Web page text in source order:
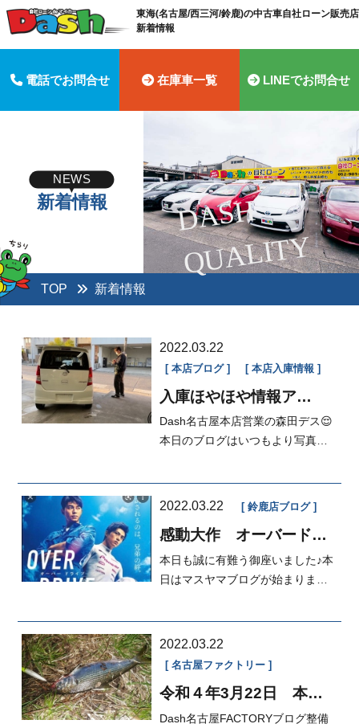
東海(名古屋/西三河/鈴鹿)の中古車自社ローン販売
新着情報
電話でお問合せ 在庫車一覧 LINEでお問合せ
D
A
S
H
Q
U
A
LI
T
Y
NEWS
新着情報
TOP 新着情報
2022.03.22
本店ブログ 本店入庫情報
入庫ほやほや情報ア
リ！！
Dash名古屋本店営業の森田デス😌
本日のブログはいつもより写真多
2022.03.22 鈴鹿店ブログ
感動大作 オーバードラ
本日も誠に有難う御座いました♪本
日はマスヤマブログが始まります
2022.03.22
名古屋ファクトリー
令和４年3月22日 本日
Dash名古屋FACTORYブログ整備